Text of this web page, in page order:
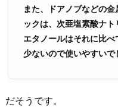
また、ドアノブなどの
ックは、次亜塩素酸ナ
エタノールはそれに比
少ないので使いやすいで
だそうです。